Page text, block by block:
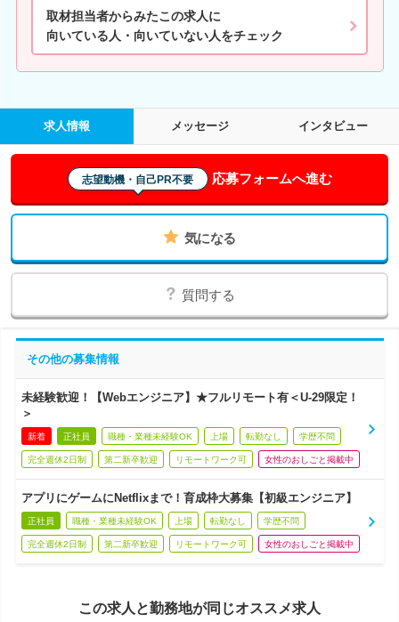
取材担当者からみたこの求人に
向いている人・向いていない人をチェック
求人情報 メッセージ インタビュー
志望動機・自己PR不要 応募フォームへ進む
気になる
質問する
その他の募集情報
未経験歓迎！【Webエンジニア】★フルリモート有＜U-29限定！
＞
新着 正社員 職種・業種未経験OK 上場 転勤なし 学歴不問
完全週休2日制 第二新卒歓迎 リモートワーク可 女性のおしごと掲載中
アプリにゲームにNetflixまで！育成枠大募集【初級エンジニア】
正社員 職種・業種未経験OK 上場 転勤なし 学歴不問
完全週休2日制 第二新卒歓迎 リモートワーク可 女性のおしごと掲載中
この求人と勤務地が同じオススメ求人